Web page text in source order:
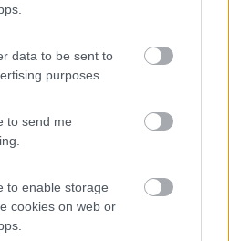
data to be sent to
purposes.
to send me
to enable storage
cookies on web or
bagnate e con della fanghiglia
il caldo e ci siamo inzuppati per
Ci siamo dovuti fermare una